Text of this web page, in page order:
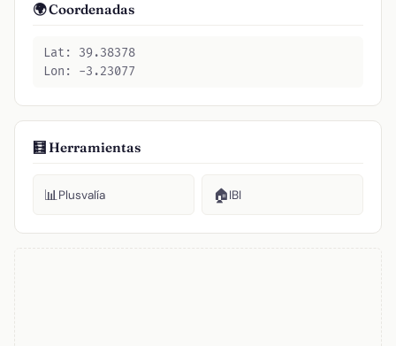
🌍 Coordenadas
Lat: 39.38378
Lon: -3.23077
🧮 Herramientas
📊Plusvalía 🏠IBI